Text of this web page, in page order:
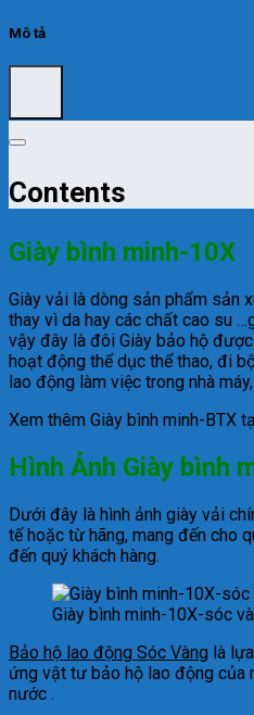
Mô tả
Contents
Giày bình minh-10X
Giày vải là dòng sản phẩm sản
thay vì da hay các chất cao su
vậy đây là đôi Giày bảo hộ
hoạt động thể dục thể thao, đi
lao động làm việc trong nhà
Xem thêm Giày bình minh-BTX
Hình Ảnh Giày bình
Dưới đây là hình ảnh giày vải
tế hoặc từ hãng, mang đến cho
đến quý khách hàng.
Giày bình minh-10X-sóc
Bảo hộ lao động Sóc Vàng là
ứng vật tư bảo hộ lao động của
nước .